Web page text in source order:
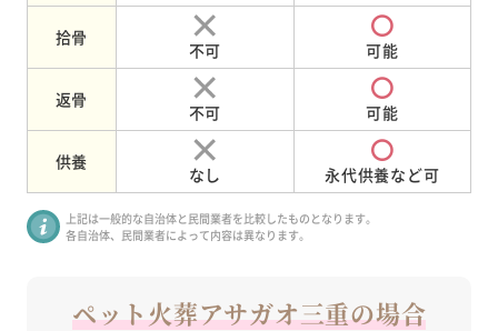
拾骨
不可 可能
返骨
不可 可能
供養
なし 永代供養など可
上記は一般的な自治体と民間業者を比較したものとなります。
各自治体、民間業者によって内容は異なります。
ペット火葬アサガオ三重の場合